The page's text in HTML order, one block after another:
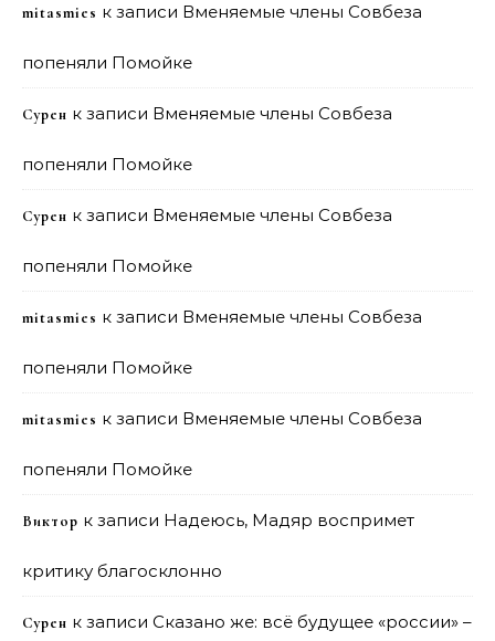
mitasmies к записи Вменяемые члены Совбеза
попеняли Помойке
Сурен к записи Вменяемые члены Совбеза
попеняли Помойке
Сурен к записи Вменяемые члены Совбеза
попеняли Помойке
mitasmies к записи Вменяемые члены Совбеза
попеняли Помойке
mitasmies к записи Вменяемые члены Совбеза
попеняли Помойке
Виктор к записи Надеюсь, Мадяр воспримет
критику благосклонно
Сурен к записи Сказано же: всё будущее «россии» –